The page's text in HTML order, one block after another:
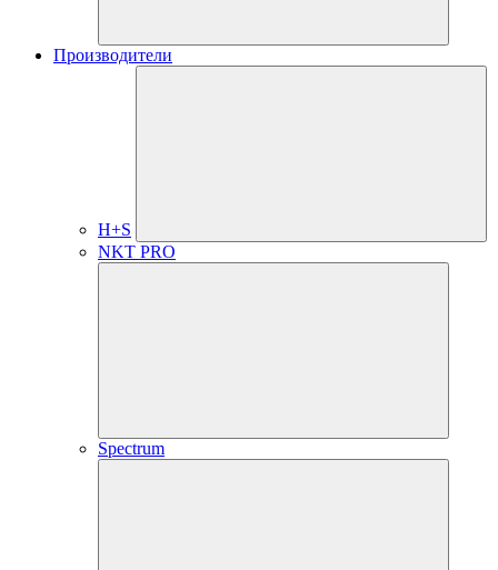
Производители
H+S
NKT PRO
Spectrum